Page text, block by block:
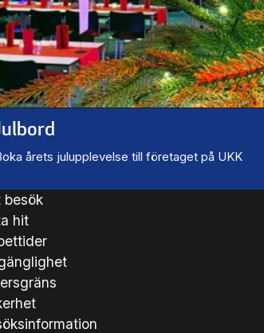
årets julupplevelse till företaget på UKK
besök
hit